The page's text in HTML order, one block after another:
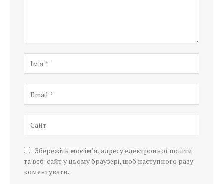
Збережіть моє ім’я, адресу електронної пошти
та веб-сайт у цьому браузері, щоб наступного разу
коментувати.